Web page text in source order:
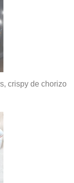
crispy de chorizo